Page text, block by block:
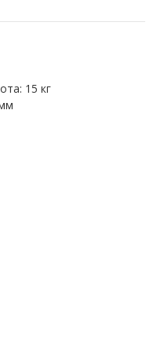
15 кг